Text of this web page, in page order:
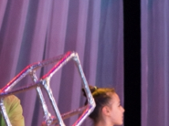
фестиваля
«Ровесник» Дом